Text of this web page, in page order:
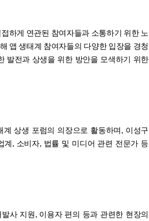
하게 연관된 참여자들과 소통하기 위한 노
앱 생태계 참여자들의 다양한 입장을 경청
발전과 상생을 위한 방안을 모색하기 위한
상생 포럼의 의장으로 활동하며, 이성구
계, 소비자, 법률 및 미디어 관련 전문가 등
사 지원, 이용자 편의 등과 관련한 현장의